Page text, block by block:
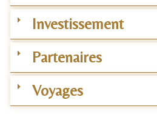
Investissement
Partenaires
Voyages